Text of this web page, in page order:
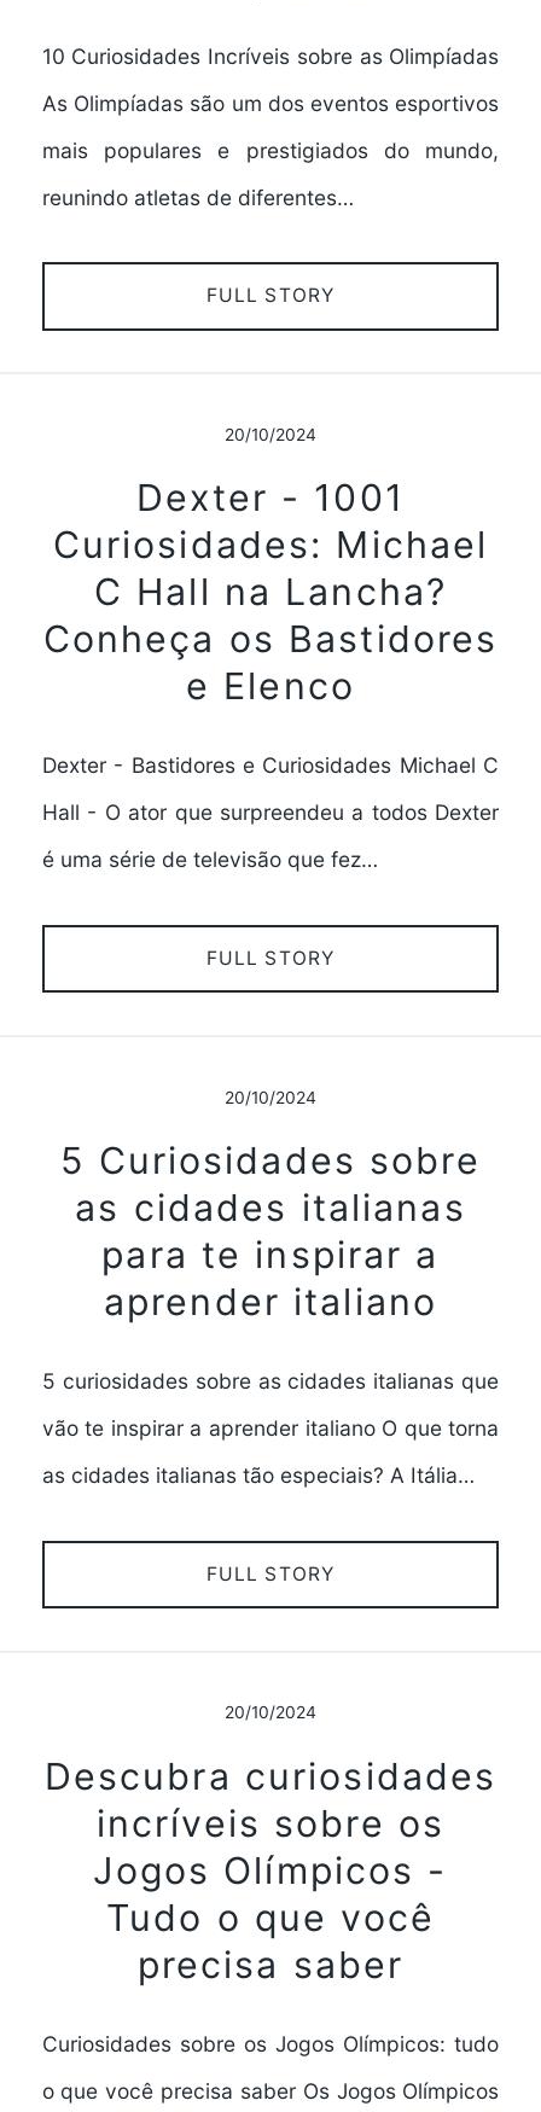
10 Curiosidades Incríveis sobre as Olimpíadas
As Olimpíadas são um dos eventos esportivos
mais populares e prestigiados do mundo,
reunindo atletas de diferentes…
FULL STORY
20/10/2024
Dexter - 1001
Curiosidades: Michael
C Hall na Lancha?
Conheça os Bastidores
e Elenco
Dexter - Bastidores e Curiosidades Michael C
Hall - O ator que surpreendeu a todos Dexter
é uma série de televisão que fez…
FULL STORY
20/10/2024
5 Curiosidades sobre
as cidades italianas
para te inspirar a
aprender italiano
5 curiosidades sobre as cidades italianas que
vão te inspirar a aprender italiano O que torna
as cidades italianas tão especiais? A Itália…
FULL STORY
20/10/2024
Descubra curiosidades
incríveis sobre os
Jogos Olímpicos -
Tudo o que você
precisa saber
Curiosidades sobre os Jogos Olímpicos: tudo
o que você precisa saber Os Jogos Olímpicos